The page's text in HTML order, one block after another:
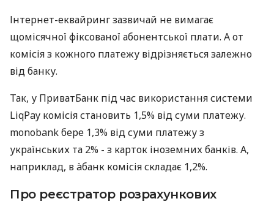
Інтернет-еквайринг зазвичай не вимагає
щомісячної фіксованої абонентської плати. А от
комісія з кожного платежу відрізняється залежно
від банку.
Так, у ПриватБанк під час використання системи
LiqPay комісія становить 1,5% від суми платежу.
monobank бере 1,3% від суми платежу з
українських та 2% - з карток іноземних банків. А,
наприклад, в àбанк комісія складає 1,2%.
Про реєстратор розрахункових